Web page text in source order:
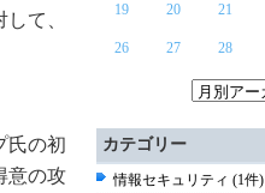
て、
氏の初
意の攻
19 20 21
26 27 28
カテゴリー
情報セキュリティ (1件)